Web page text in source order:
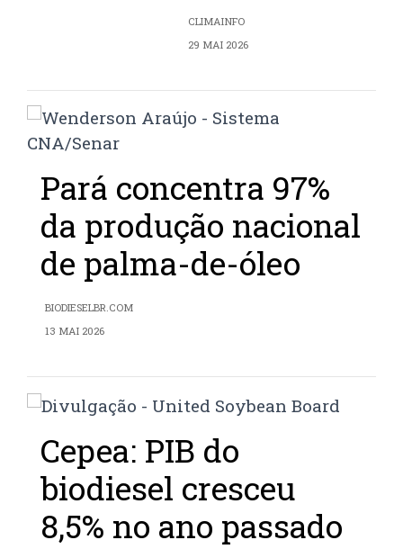
CLIMAINFO
29 MAI 2026
Pará concentra 97%
da produção nacional
de palma-de-óleo
BIODIESELBR.COM
13 MAI 2026
Cepea: PIB do
biodiesel cresceu
8,5% no ano passado